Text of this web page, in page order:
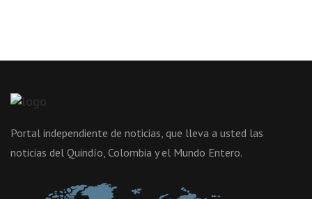
Portal independiente de noticias, que lleva a usted las
noticias del Quindío, Colombia y el Mundo Entero.